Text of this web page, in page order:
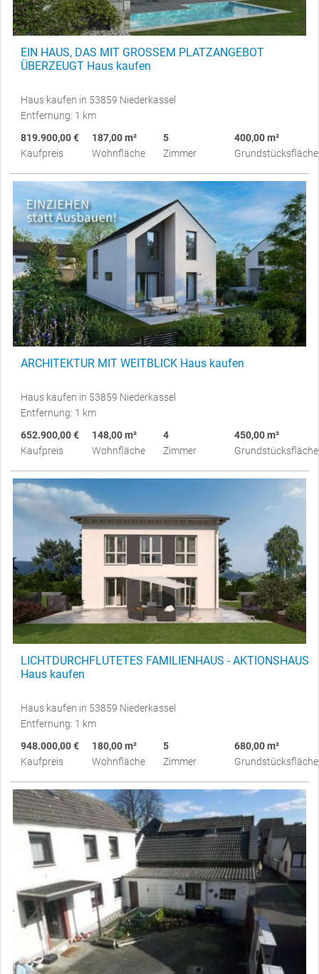
EIN HAUS, DAS MIT GROSSEM PLATZANGEBOT
ÜBERZEUGT Haus kaufen
Haus kaufen in 53859 Niederkassel
Entfernung: 1 km
819.900,00 €
Kaufpreis
187,00 m²
Wohnfläche
5
Zimmer
400,00 m²
Grundstücksfläche
ARCHITEKTUR MIT WEITBLICK Haus kaufen
Haus kaufen in 53859 Niederkassel
Entfernung: 1 km
652.900,00 €
Kaufpreis
148,00 m²
Wohnfläche
4
Zimmer
450,00 m²
Grundstücksfläche
LICHTDURCHFLUTETES FAMILIENHAUS - AKTIONSHAUS
Haus kaufen
Haus kaufen in 53859 Niederkassel
Entfernung: 1 km
948.000,00 €
Kaufpreis
180,00 m²
Wohnfläche
5
Zimmer
680,00 m²
Grundstücksfläche